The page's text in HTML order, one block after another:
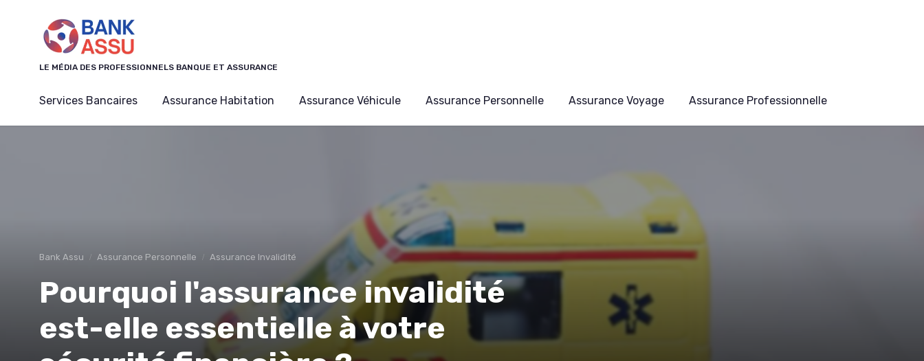
LE MÉDIA DES PROFESSIONNELS BANQUE ET ASSURANCE
Services Bancaires Assurance Habitation Assurance Véhicule Assurance Personnelle Assurance Voyage Assurance Professionnelle
Bank Assu Assurance Personnelle Assurance Invalidité
Pourquoi l'assurance invalidité
est-elle essentielle à votre